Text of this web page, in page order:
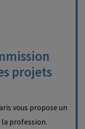
projets
vous propose un
profession.